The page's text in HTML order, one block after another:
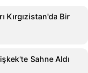
Kırgızistan'da Bir
Sahne Aldı